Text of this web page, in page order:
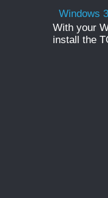
Windows
With your
install the